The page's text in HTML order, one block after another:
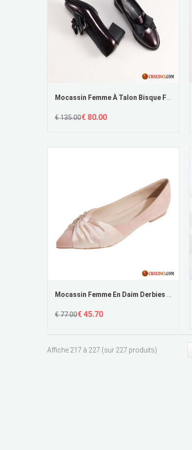
Mocassin Femme À Talon Bisque Femme Derbies Pointe Pointue Arc Talon Moyen En Vente
€ 135.00€ 80.00
Mocassin Femme En Daim Derbies Printemps Mesh Femme Dames En Vente
€ 77.00€ 45.70
Affiche 217 à 227 (sur 227 produits)